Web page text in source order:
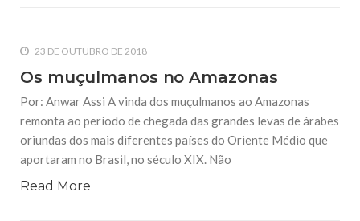
23 DE OUTUBRO DE 2018
Os muçulmanos no Amazonas
Por: Anwar Assi A vinda dos muçulmanos ao Amazonas
remonta ao período de chegada das grandes levas de árabes
oriundas dos mais diferentes países do Oriente Médio que
aportaram no Brasil, no século XIX. Não
Read More